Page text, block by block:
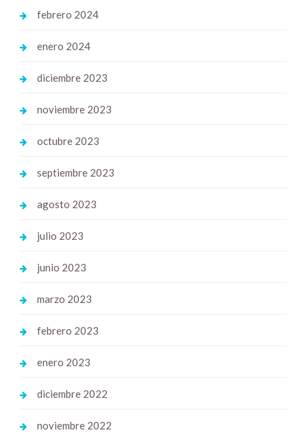
febrero 2024
enero 2024
diciembre 2023
noviembre 2023
octubre 2023
septiembre 2023
agosto 2023
julio 2023
junio 2023
marzo 2023
febrero 2023
enero 2023
diciembre 2022
noviembre 2022